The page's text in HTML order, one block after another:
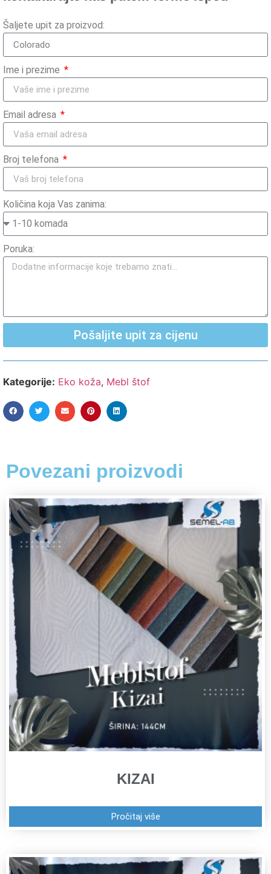
Šaljete upit za proizvod:
Ime i prezime
Email adresa
Broj telefona
Količina koja Vas zanima:
Poruka:
Pošaljite upit za cijenu
Kategorije: Eko koža, Mebl štof
Povezani proizvodi
KIZAI
Pročitaj više